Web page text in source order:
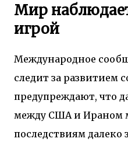
Мир
игрой
Международное
следит за развитием
предупреждают, что
между США и Ираном
последствиям далеко